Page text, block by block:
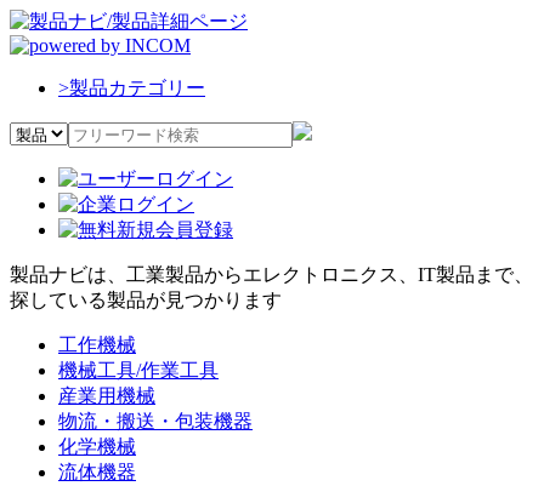
>製品カテゴリー
製品ナビは、工業製品からエレクトロニクス、IT製品まで、
探している製品が見つかります
工作機械
機械工具/作業工具
産業用機械
物流・搬送・包装機器
化学機械
流体機器